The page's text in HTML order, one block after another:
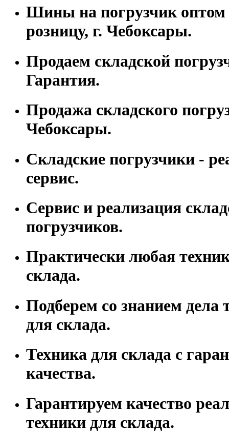
Шины на погрузчик оптом
розницу, г. Чебоксары.
Продаем складской
Гарантия.
Продажа складского
Чебоксары.
Складские погрузчики -
сервис.
Сервис и реализация
погрузчиков.
Практически любая
склада.
Подберем со знанием дела
для склада.
Техника для склада с
качества.
Гарантируем качество
техники для склада.